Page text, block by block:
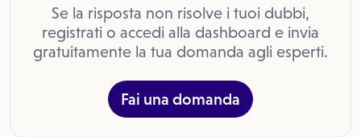
Se la risposta non risolve i tuoi dubbi,
registrati o accedi alla dashboard e invia
gratuitamente la tua domanda agli esperti.
Fai una domanda